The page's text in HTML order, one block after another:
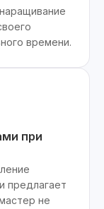
времени.
при
предлагает
не